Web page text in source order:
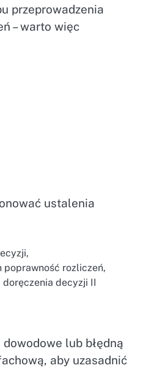
przeprowadzenia
– warto więc
ustalenia
rozliczeń,
decyzji II
lub błędną
aby uzasadnić